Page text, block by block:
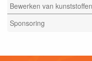
Bewerken van kunststoffen
Sponsoring